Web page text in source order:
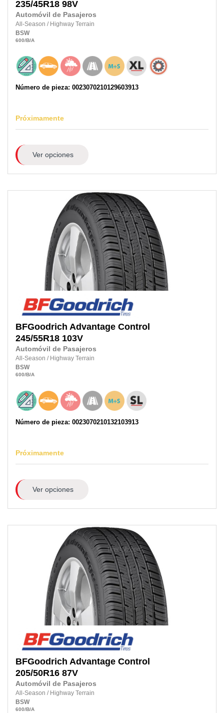
235/45R18 98V
Automóvil de Pasajeros
All-Season / Highway Terrain
BSW
600/B/A
Número de pieza: 0023070210129603913
Próximamente
Ver opciones
BFGoodrich Advantage Control
245/55R18 103V
Automóvil de Pasajeros
All-Season / Highway Terrain
BSW
600/B/A
Número de pieza: 0023070210132103913
Próximamente
Ver opciones
BFGoodrich Advantage Control
205/50R16 87V
Automóvil de Pasajeros
All-Season / Highway Terrain
BSW
600/B/A